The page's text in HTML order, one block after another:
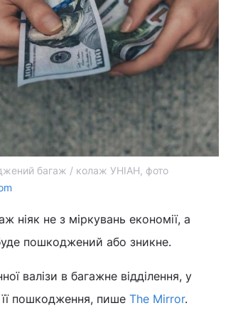
багаж / колаж УНІАН, фото
ніяк не з міркувань економії, а
пошкоджений або зникне.
валізи в багажне відділення, у
пошкодження, пише The Mirror.